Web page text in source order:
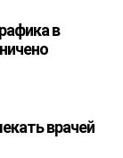
в
врачей